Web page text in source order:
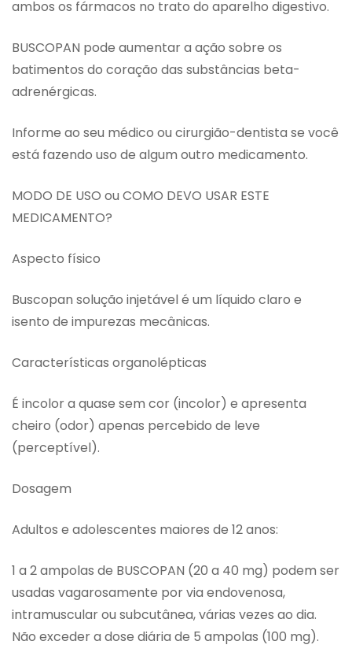
ambos os fármacos no trato do aparelho digestivo.
BUSCOPAN pode aumentar a ação sobre os
batimentos do coração das substâncias beta-
adrenérgicas.
Informe ao seu médico ou cirurgião-dentista se você
está fazendo uso de algum outro medicamento.
MODO DE USO ou COMO DEVO USAR ESTE
MEDICAMENTO?
Aspecto físico
Buscopan solução injetável é um líquido claro e
isento de impurezas mecânicas.
Características organolépticas
É incolor a quase sem cor (incolor) e apresenta
cheiro (odor) apenas percebido de leve
(perceptível).
Dosagem
Adultos e adolescentes maiores de 12 anos:
1 a 2 ampolas de BUSCOPAN (20 a 40 mg) podem ser
usadas vagarosamente por via endovenosa,
intramuscular ou subcutânea, várias vezes ao dia.
Não exceder a dose diária de 5 ampolas (100 mg).